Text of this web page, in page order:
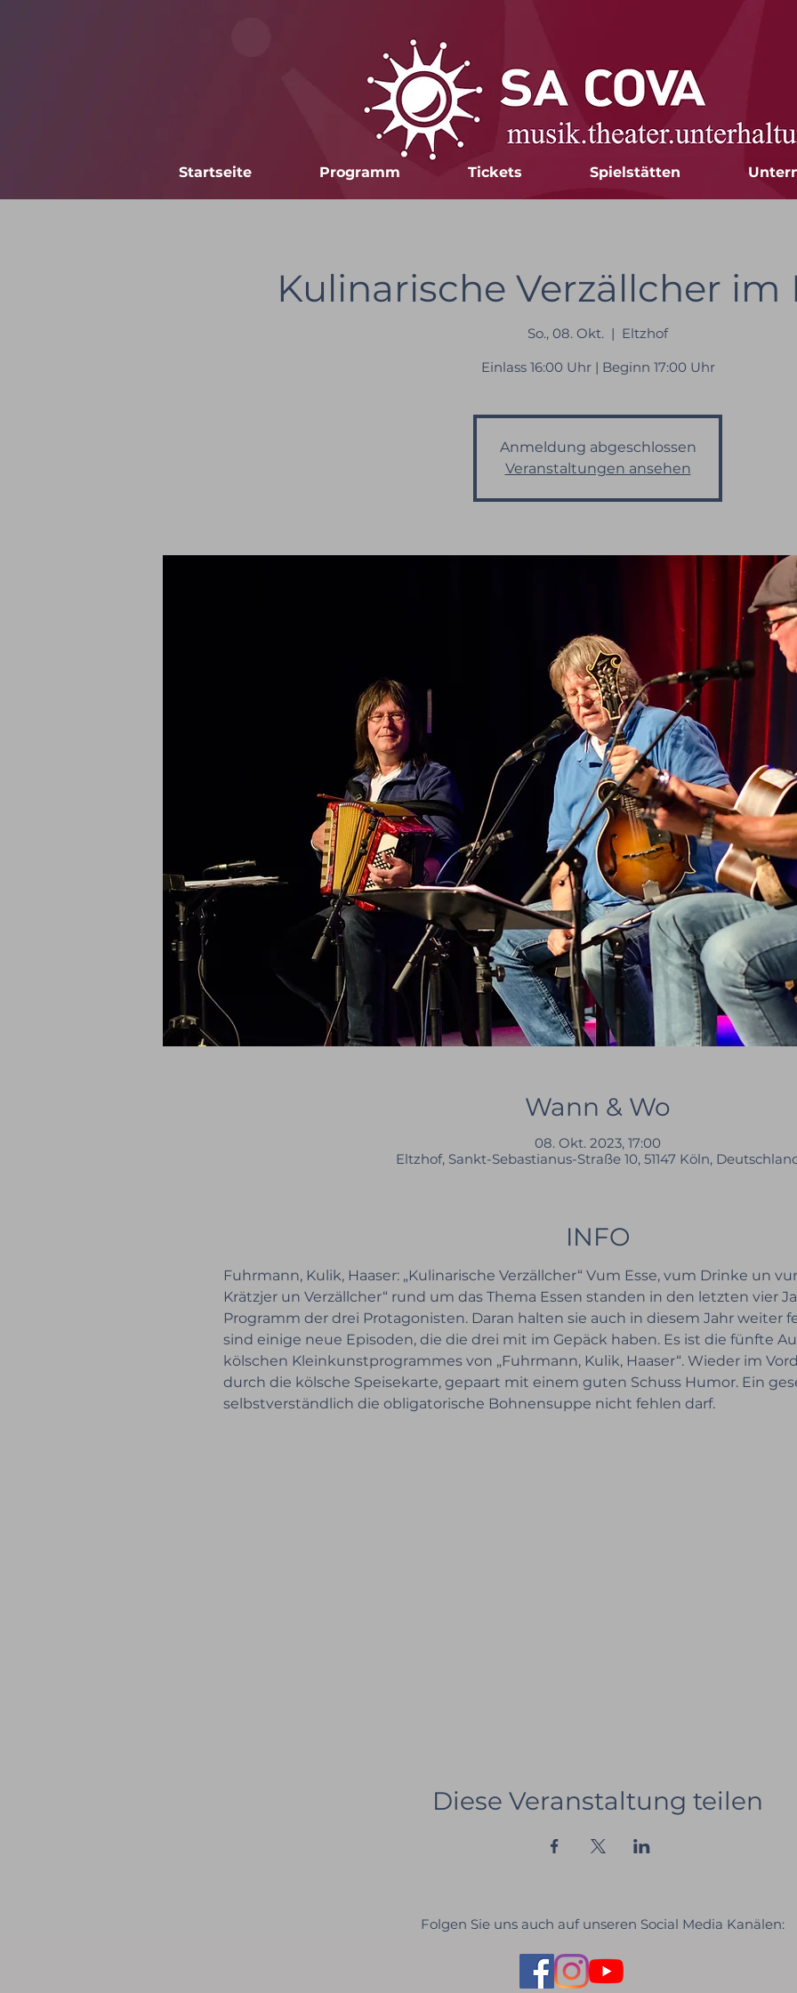
Startseite Programm Tickets Spielstätten
Kulinarische Verzällcher im
So., 08. Okt.
  |
Eltzhof
Einlass 16:00 Uhr | Beginn 17:00 Uhr
Anmeldung abgeschlossen
Veranstaltungen ansehen
Wann & Wo
08. Okt. 2023, 17:00
Eltzhof, Sankt-Sebastianus-Straße 10, 51147 Köln,
INFO
Fuhrmann, Kulik, Haaser: „Kulinarische Verzällcher“ Vum Esse, vum Drinke un
Krätzjer un Verzällcher“ rund um das Thema Essen standen in den letzten vier
Programm der drei Protagonisten. Daran halten sie auch in diesem Jahr weiter
sind einige neue Episoden, die die drei mit im Gepäck haben. Es ist die fünfte
kölschen Kleinkunstprogrammes von „Fuhrmann, Kulik, Haaser“. Wieder im
durch die kölsche Speisekarte, gepaart mit einem guten Schuss Humor. Ein
selbstverständlich die obligatorische Bohnensuppe nicht fehlen darf.
Diese Veranstaltung teilen
Folgen Sie uns auch auf unseren Social Media Kanälen: